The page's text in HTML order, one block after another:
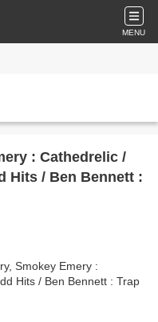
MENU
: Cathedrelic /
Hits / Ben Bennett :